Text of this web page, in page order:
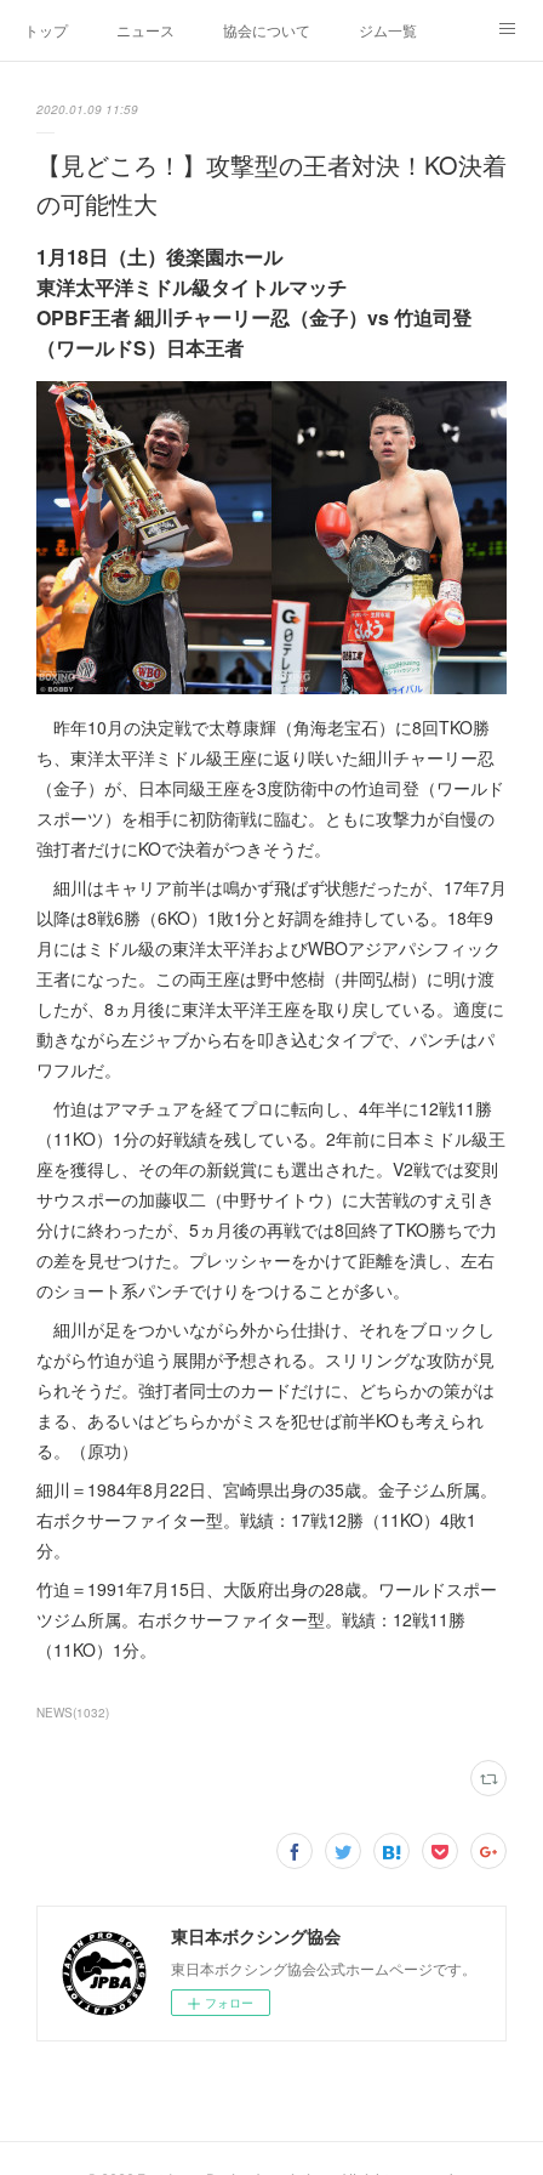
トップ ニュース 協会について ジム一覧
2020.01.09 11:59
【見どころ！】攻撃型の王者対決！KO決着
の可能性大
1月18日（土）後楽園ホール
東洋太平洋ミドル級タイトルマッチ
OPBF王者 細川チャーリー忍（金子）vs 竹迫司登
（ワールドS）日本王者
昨年10月の決定戦で太尊康輝（角海老宝石）に8回TKO勝
ち、東洋太平洋ミドル級王座に返り咲いた細川チャーリー忍
（金子）が、日本同級王座を3度防衛中の竹迫司登（ワールド
スポーツ）を相手に初防衛戦に臨む。ともに攻撃力が自慢の
強打者だけにKOで決着がつきそうだ。
細川はキャリア前半は鳴かず飛ばず状態だったが、17年7月
以降は8戦6勝（6KO）1敗1分と好調を維持している。18年9
月にはミドル級の東洋太平洋およびWBOアジアパシフィック
王者になった。この両王座は野中悠樹（井岡弘樹）に明け渡
したが、8ヵ月後に東洋太平洋王座を取り戻している。適度に
動きながら左ジャブから右を叩き込むタイプで、パンチはパ
ワフルだ。
竹迫はアマチュアを経てプロに転向し、4年半に12戦11勝
（11KO）1分の好戦績を残している。2年前に日本ミドル級王
座を獲得し、その年の新鋭賞にも選出された。V2戦では変則
サウスポーの加藤収二（中野サイトウ）に大苦戦のすえ引き
分けに終わったが、5ヵ月後の再戦では8回終了TKO勝ちで力
の差を見せつけた。プレッシャーをかけて距離を潰し、左右
のショート系パンチでけりをつけることが多い。
細川が足をつかいながら外から仕掛け、それをブロックし
ながら竹迫が追う展開が予想される。スリリングな攻防が見
られそうだ。強打者同士のカードだけに、どちらかの策がは
まる、あるいはどちらかがミスを犯せば前半KOも考えられ
る。（原功）
細川＝1984年8月22日、宮崎県出身の35歳。金子ジム所属。
右ボクサーファイター型。戦績：17戦12勝（11KO）4敗1
分。
竹迫＝1991年7月15日、大阪府出身の28歳。ワールドスポー
ツジム所属。右ボクサーファイター型。戦績：12戦11勝
（11KO）1分。
NEWS(1032)
東日本ボクシング協会
東日本ボクシング協会公式ホームページです。
フォロー